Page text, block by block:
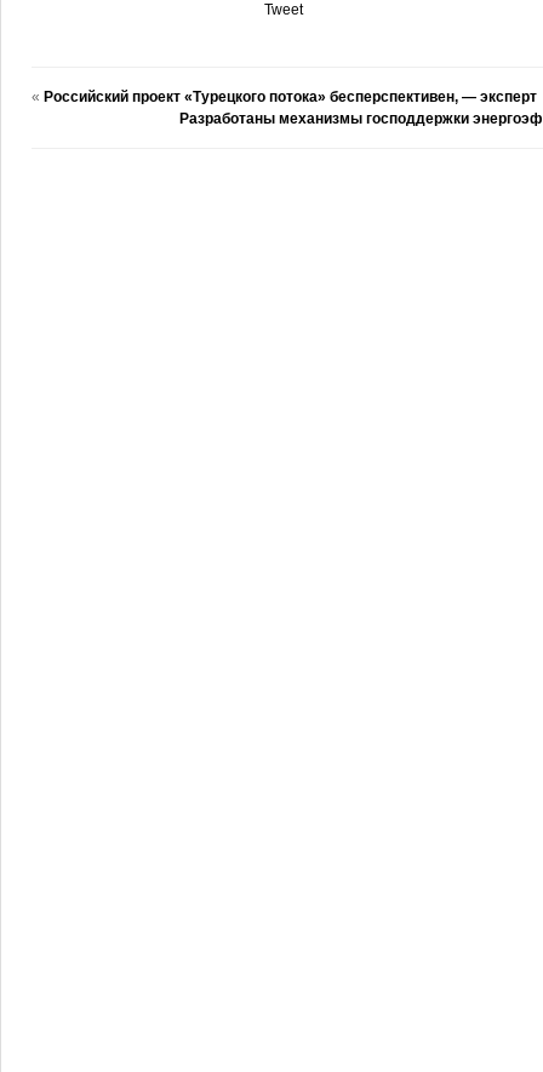
Tweet
« Российский проект «Турецкого потока» бесперспективен, — эксперт
Разработаны механизмы господдержки